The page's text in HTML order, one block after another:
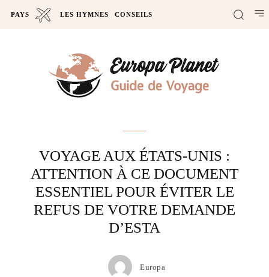
PAYS LES HYMNES CONSEILS
VOYAGE AUX ÉTATS-UNIS :
ATTENTION À CE DOCUMENT
ESSENTIEL POUR ÉVITER LE
REFUS DE VOTRE DEMANDE
D’ESTA
Europa